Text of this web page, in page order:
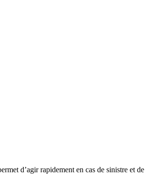
d’agir rapidement en cas de sinistre et de